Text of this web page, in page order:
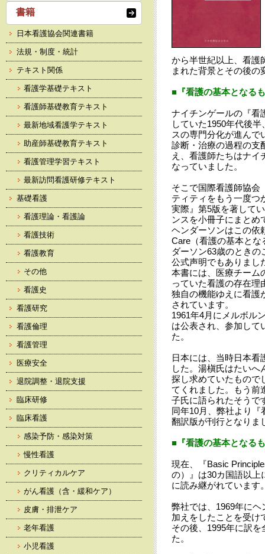
から半世紀以上、看護
まれた背景とその後の
■『看護の基本となる
ナイチンゲールの『看
していた1950年代後
スの専門分化が進んで
診断・治療の過程の支
え、看護師たちはナイ
なっていました。
そこで国際看護師協会
ティティをもう一度つ
実際』第5版を著して
ンスを小冊子にまとめ
ヘンダーソンはこの依
Care（看護の基本と
ダーソン63歳のとき
公式声明でもありまし
本書には、医療チーム
っていた看護の存在理
独自の機能ゆえに看護
されています。
1961年4月にメルボル
は公表され、参加して
た。
日本には、当時日本看
した。湯槇氏はたい
探し求めていたもので
てくれました。もう前
子氏に語られたそうで
同年10月、弊社より
翻訳版が刊行となりま
■『看護の基本となる
現在、『Basic
の）』は30カ国語以上
に読み継がれています
弊社では、1969年に
加えをしたことを受け
その後、1995年に訳
た。
書籍
日本看護協会関連書籍
法規・制度・統計
テキスト関係
看護学基礎テキスト
看護師基礎教育テキスト
最新地域看護学テキスト
助産師基礎教育テキスト
看護管理学習テキスト
最新訪問看護研修テキスト
基礎看護
看護理論・看護論
看護技術
看護教育
その他
看護史
看護研究
看護倫理
看護管理
医療安全
退院調整・退院支援
臨床研修
臨床看護
感染予防・感染対策
慢性看護
クリティカルケア
がん看護（含・緩和ケア）
皮膚・排泄ケア
老年看護
小児看護